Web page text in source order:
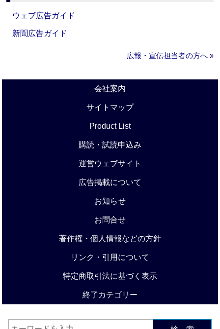
ウェブ広告ガイド
新聞広告ガイド
広報・宣伝担当者の方へ »
会社案内
サイトマップ
Product List
購読・試読申込み
運営ウェブサイト
広告掲載について
お知らせ
お問合せ
著作権・個人情報などの方針
リンク・引用について
特定商取引法に基づく表示
終了カテゴリー